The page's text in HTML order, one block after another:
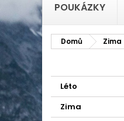
POUKÁZKY
Domů Zima
Léto
Zima